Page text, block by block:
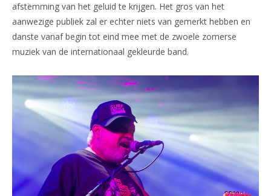
afstemming van het geluid te krijgen. Het gros van het
aanwezige publiek zal er echter niets van gemerkt hebben en
danste vanaf begin tot eind mee met de zwoele zomerse
muziek van de internationaal gekleurde band.